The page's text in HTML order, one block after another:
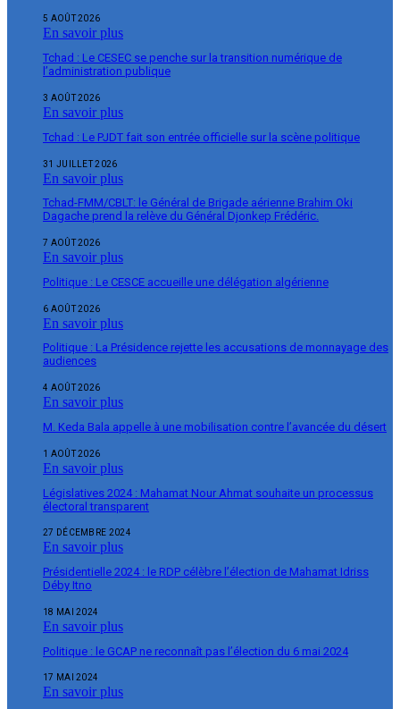
5 AOÛT 2026
En savoir plus
Tchad : Le CESEC se penche sur la transition numérique de
l’administration publique
3 AOÛT 2026
En savoir plus
Tchad : Le PJDT fait son entrée officielle sur la scène politique
31 JUILLET 2026
En savoir plus
Tchad-FMM/CBLT: le Général de Brigade aérienne Brahim Oki
Dagache prend la relève du Général Djonkep Frédéric.
7 AOÛT 2026
En savoir plus
Politique : Le CESCE accueille une délégation algérienne
6 AOÛT 2026
En savoir plus
Politique : La Présidence rejette les accusations de monnayage des
audiences
4 AOÛT 2026
En savoir plus
M. Keda Bala appelle à une mobilisation contre l’avancée du désert
1 AOÛT 2026
En savoir plus
Législatives 2024 : Mahamat Nour Ahmat souhaite un processus
électoral transparent
27 DÉCEMBRE 2024
En savoir plus
Présidentielle 2024 : le RDP célèbre l’élection de Mahamat Idriss
Déby Itno
18 MAI 2024
En savoir plus
Politique : le GCAP ne reconnaît pas l’élection du 6 mai 2024
17 MAI 2024
En savoir plus